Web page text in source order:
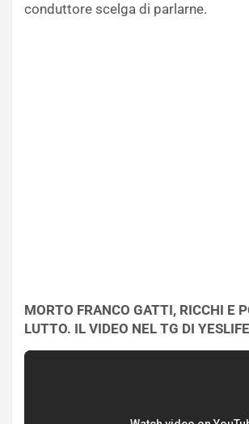
conduttore scelga di parlarne.
MORTO FRANCO GATTI, RICCHI E
LUTTO. IL VIDEO NEL TG DI